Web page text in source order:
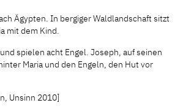
(Tilia sp.)
2010]
Ägypten. In bergiger Waldlandschaft sitzt
mit dem Kind.
spielen acht Engel. Joseph, auf seinen
Maria und den Engeln, den Hut vor
Unsinn 2010]